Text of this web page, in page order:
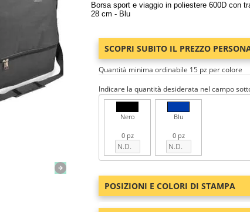
Borsa sport e viaggio in poliestere 600D con
28 cm - Blu
SCOPRI SUBITO IL PREZZO
Quantità minima ordinabile 15 pz per colore
Indicare la quantità desiderata nel campo
Nero
0 pz
Blu
0 pz
POSIZIONI E COLORI DI STAMPA